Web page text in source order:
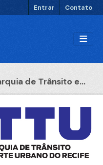
Entrar Contato
de Trânsito e...